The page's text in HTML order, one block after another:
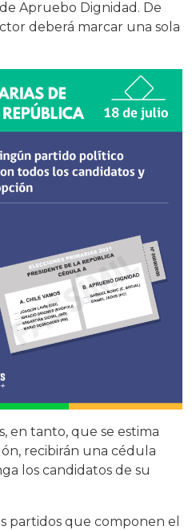
Apruebo Dignidad. De
deberá marcar una sola
en tanto, que se estima
recibirán una cédula
los candidatos de su
partidos que componen el